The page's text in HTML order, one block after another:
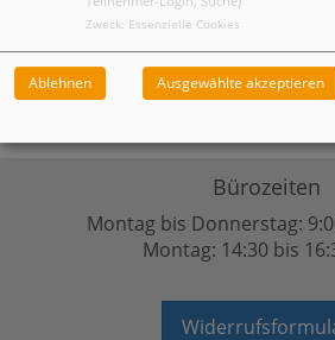
Bürozeiten
Montag bis Donnerstag:
Montag: 14:30 bis
Zweck: Essenzielle Cookies
Ablehnen Ausgewählte akzeptieren